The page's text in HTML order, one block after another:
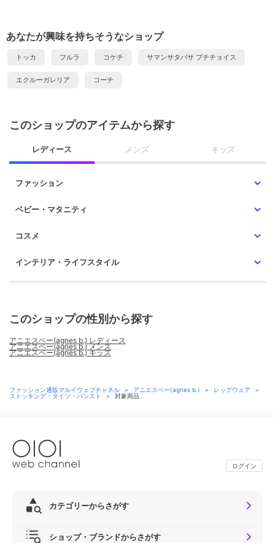
あなたが興味を持ちそうなショップ
トッカ フルラ コケチ サマンサタバサ プチチョイス
エクルーガレリア コーチ
このショップのアイテムから探す
レディース メンズ キッズ
ファッション
ベビー・マタニティ
コスメ
インテリア・ライフスタイル
このショップの性別から探す
アニエスベー(agnes b.) レディース
アニエスベー(agnes b.) メンズ
アニエスベー(agnes b.) キッズ
ファッション通販マルイウェブチャネル ＞ アニエスベー(agnes b.) ＞ レッグウェア
＞
ストッキング・タイツ・パンスト
＞ 対象商品
ログイン
カテゴリーからさがす
ショップ・ブランドからさがす